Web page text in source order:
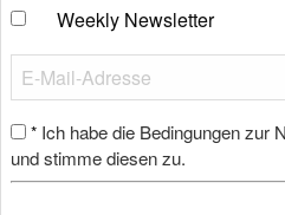
Weekly Newsletter
* Ich habe die Bedingungen zur
und stimme diesen zu.